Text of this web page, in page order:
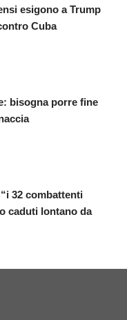
esigono a Trump
Cuba
bisogna porre fine
32 combattenti
caduti lontano da